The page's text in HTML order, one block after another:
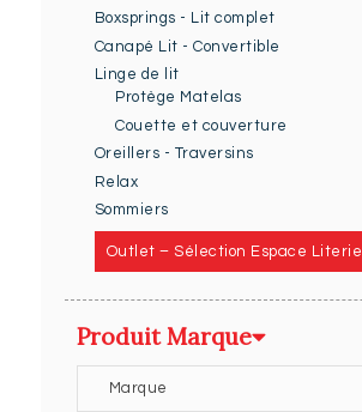
Boxsprings - Lit complet
Canapé Lit - Convertible
Linge de lit
Protège Matelas
Couette et couverture
Oreillers - Traversins
Relax
Sommiers
Outlet – Sélection Espace Literie
Produit Marque
Marque